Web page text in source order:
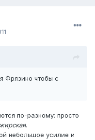
Фрязино чтобы с
по-разному: просто
.
небольшое усилие и